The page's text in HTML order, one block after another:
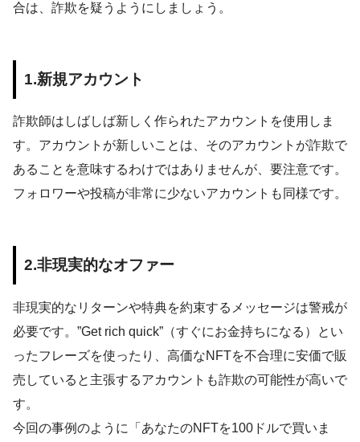
合は、詐欺を疑うようにしましょう。
1.新規アカウント
詐欺師はしばしば新しく作られたアカウントを使用しま
す。アカウントが新しいことは、そのアカウントが詐欺で
あることを意味するわけではありませんが、要注意です。
フォロワーや投稿が非常に少ないアカウントも同様です。
2.非現実的なオファー
非現実的なリターンや特典を約束するメッセージは警戒が
必要です。”Get rich quick”（すぐにお金持ちになる）とい
ったフレーズを使ったり、高価なNFTを不合理に安価で販
売していると主張するアカウントも詐欺の可能性が高いで
す。
今回の事例のように「あなたのNFTを100ドルで買いま